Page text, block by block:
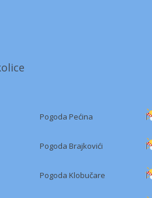
Pogoda Pećina
Pogoda Brajkovići
Pogoda Klobučare